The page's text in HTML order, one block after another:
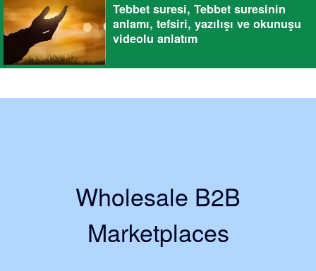
Tebbet suresi, Tebbet suresinin
anlamı, tefsiri, yazılışı ve okunuşu
videolu anlatım
Wholesale B2B
Marketplaces